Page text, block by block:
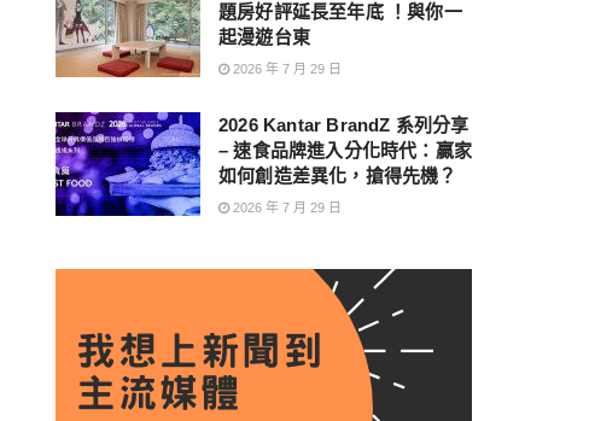
題房好評延長至年底 ！與你一
起漫遊台東
2026 年 7 月 29 日
2026 Kantar BrandZ 系列分享
– 速食品牌進入分化時代：贏家
如何創造差異化，搶得先機？
2026 年 7 月 29 日